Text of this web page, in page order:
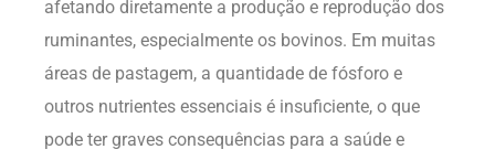
afetando diretamente a produção e reprodução dos
ruminantes, especialmente os bovinos. Em muitas
áreas de pastagem, a quantidade de fósforo e
outros nutrientes essenciais é insuficiente, o que
pode ter graves consequências para a saúde e